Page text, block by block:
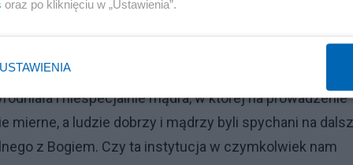
i suwerenne sumienie. Dlaczego ktokolwiek miałby być
przez Kościół nie wiązałoby się z błogą
i niespecjalnie mądra, w której na prowadzenie
mierne, a ludzie dobrzy i mądrzy byli spychani na
z Bogiem. Czy ta instytucja w czymkolwiek nam
oraz po kliknięciu w „Ustawienia”.
USTAWIENIA